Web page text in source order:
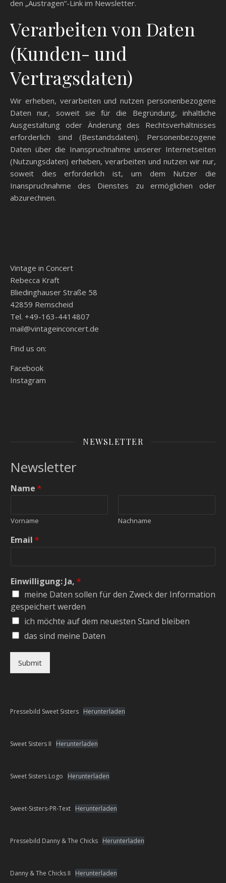
den „Austragen“-Link im Newsletter.
Verarbeiten von Daten
(Kunden- und
Vertragsdaten)
Wir erheben, verarbeiten und nutzen personenbezogene
Daten nur, soweit sie für die Begründung, inhaltliche
Ausgestaltung oder Änderung des Rechtsverhältnisses
erforderlich sind (Bestandsdaten). Personenbezogene
Daten über die Inanspruchnahme unserer Internetseiten
(Nutzungsdaten) erheben, verarbeiten und nutzen wir nur,
soweit dies erforderlich ist, um dem Nutzer die
Inanspruchnahme des Dienstes zu ermöglichen oder
abzurechnen.
Vintage in Concert
Rebecca Kraft
Bliedinghauser Straße 58
42859 Remscheid
Tel. +49-163-4414807
mail@vintageinconcert.de
Find us on:
Facebook
Instagram
NEWSLETTER
Newsletter
Name *
Vorname Nachname
Email *
Einwilligung: Ja, *
meine Daten sollen für den Zweck der Information
gespeichert werden
ich möchte auf dem neuesten Stand bleiben
das sind meine Daten
Submit
Pressebild Sweet Sisters Herunterladen
Sweet Sisters II Herunterladen
Sweet Sisters Logo Herunterladen
Sweet-Sisters-PR-Text Herunterladen
Pressebild Danny & The Chicks Herunterladen
Danny & The Chicks II Herunterladen